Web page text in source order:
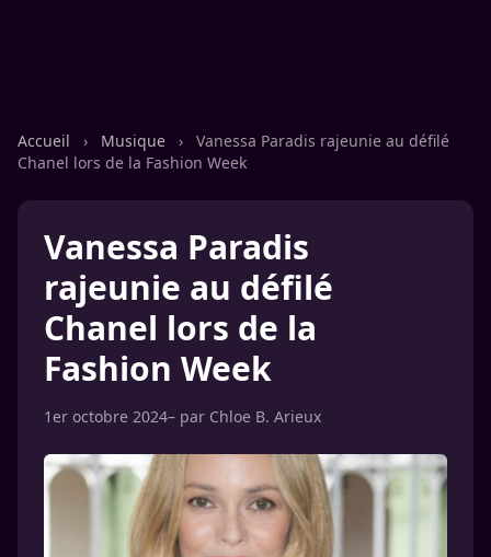
Accueil › Musique ›
Vanessa Paradis rajeunie au défilé
Chanel lors de la Fashion Week
Vanessa Paradis
rajeunie au défilé
Chanel lors de la
Fashion Week
1er octobre 2024– par Chloe B. Arieux